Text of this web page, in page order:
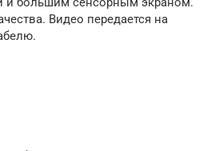
Видео передается на